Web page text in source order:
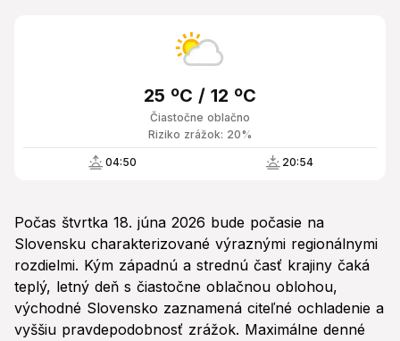
Čiastočne oblačno
25 ºC / 12 ºC
Riziko zrážok: 20%
04:50 20:54
Počas štvrtka 18. júna 2026 bude počasie na
Slovensku charakterizované výraznými regionálnymi
rozdielmi. Kým západnú a strednú časť krajiny čaká
teplý, letný deň s čiastočne oblačnou oblohou,
východné Slovensko zaznamená citeľné ochladenie a
vyššiu pravdepodobnosť zrážok. Maximálne denné